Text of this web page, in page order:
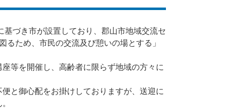
づき市が設置しており、郡山市地域交流セ
ため、市民の交流及び憩いの場とする」
等を開催し、高齢者に限らず地域の方々に
と御心配をお掛けしておりますが、送迎に